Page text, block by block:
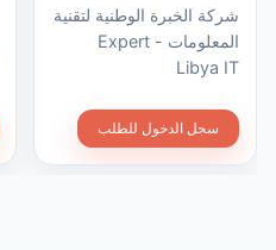
شركة الخبرة الوطنية لتقنية
المعلومات - Expert
Libya IT
سجل الدخول للطلب